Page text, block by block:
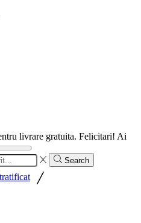
livrare gratuita. Felicitari! Ai
Search
/